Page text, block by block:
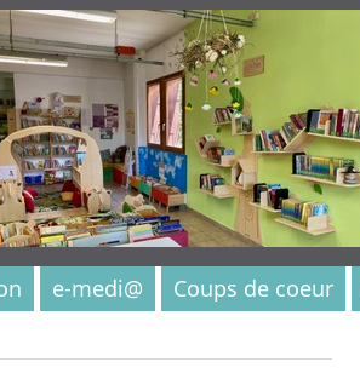
e-medi@ Coups de coeur